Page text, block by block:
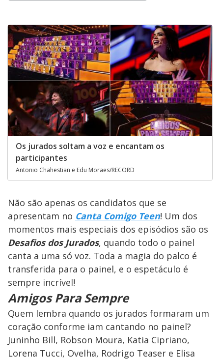
Os jurados soltam a voz e encantam os
participantes
Antonio Chahestian e Edu Moraes/RECORD
Não são apenas os candidatos que se
apresentam no Canta Comigo Teen! Um dos
momentos mais especiais dos episódios são os
Desafios dos Jurados, quando todo o painel
canta a uma só voz. Toda a magia do palco é
transferida para o painel, e o espetáculo é
sempre incrível!
Amigos Para Sempre
Quem lembra quando os jurados formaram um
coração conforme iam cantando no painel?
Juninho Bill, Robson Moura, Katia Cipriano,
Lorena Tucci, Ovelha, Rodrigo Teaser e Elisa